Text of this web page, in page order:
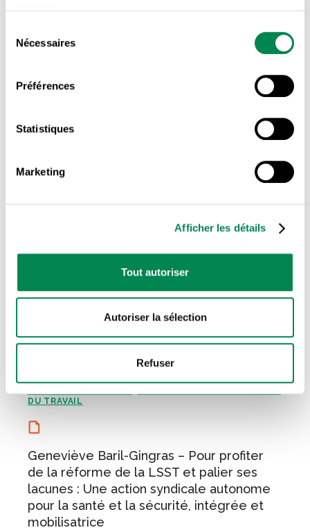
Nécessaires
Préférences
Statistiques
Marketing
Afficher les détails
Tout autoriser
Autoriser la sélection
Refuser
écologique, quelle transition mettre en
œuvre pour conjuguer justice sociale et
PDF | 831 KB
COMBATTRE LES INÉGALITÉS
LUTTE FÉMINISTE AU QUÉBEC
condition féminine à la CSD
COMBATTRE LES
CONDITIONS DE TRAVAIL
DÉCENTES, ÉDUCATION SOINS DE SANTÉ ET
DU TRAVAIL
Geneviève Baril-Gingras – Pour profiter
de la réforme de la LSST et palier ses
lacunes : Une action syndicale autonome
pour la santé et la sécurité, intégrée et
mobilisatrice